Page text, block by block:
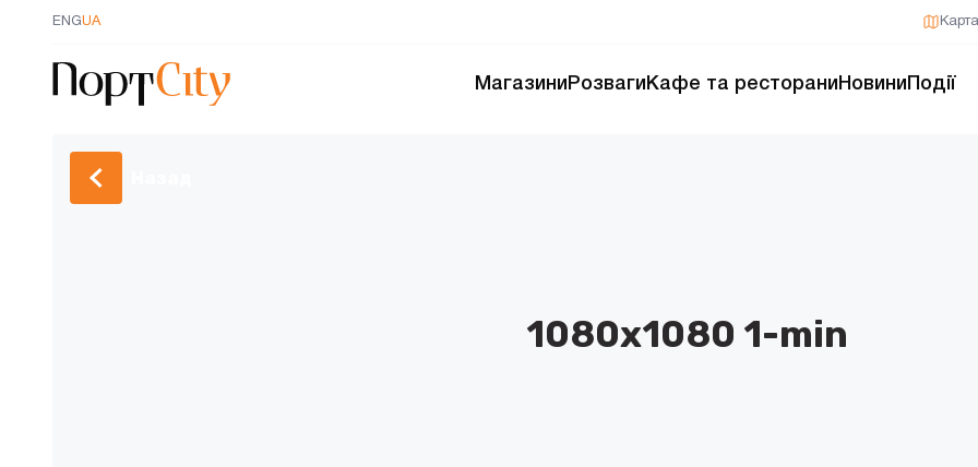
ENGUA
Магазини Розваги Кафе та ресторани Новини Події
1080х1080 1-min